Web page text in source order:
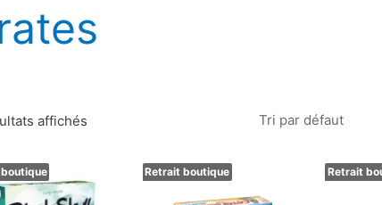
affichés
Retrait boutique Retrait